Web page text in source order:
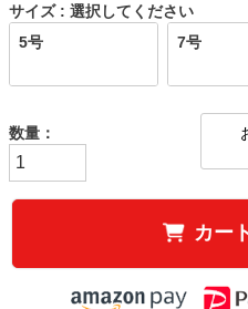
サイズ
選択してください
5号
7号
カー